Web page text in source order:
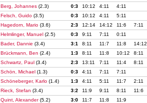
Berg, Johannes (2.3) 0:3 10:12 4:11
4:11
Felsch, Guido (3.5) 0:3 10:12 4:11 5:11
Hagedorn, Mario (3.6) 2:3 12:14 14:12 11:6 7:11
Helmlinger, Manuel (2.5) 0:3 9:11 7:11 0:11
Bader, Dannie (3.4) 3:1 8:11 11:7 11:8
14:12
Brückmann, Ben (2.4) 1:3 8:11 11:8 10:12 8:11
Schwartz, Paul (3.4) 2:3 13:11 7:11 11:4 8:11
Schön, Michael (1.3) 0:3 4:11 7:11 7:11
Schöneberger, Karlo (1.4) 1:3 4:11 5:11 11:7
2:11
Rieck, Stefan (3.4) 3:2 11:9 9:11 8:11 11:6
Quint, Alexander(5.2) 3:0 11:7 11:8 11:9